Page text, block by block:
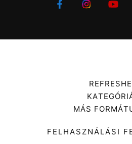
Zene
Divat
MÁS
FELHASZNÁLÁSI